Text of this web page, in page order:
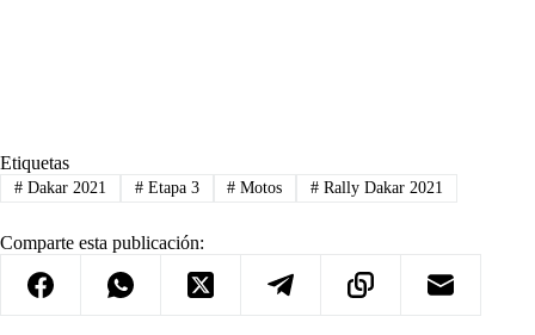
Etiquetas
#Dakar 2021 #Etapa 3 # Motos # Rally Dakar 2021
Comparte esta publicación: